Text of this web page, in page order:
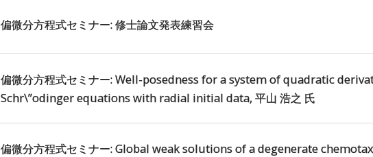
偏微分方程式セミナー: 修士論文発表練習会
偏微分方程式セミナー: Well-posedness for a system of quadratic
Schr\”odinger equations with radial initial data, 平山 浩之 氏
偏微分方程式セミナー: Global weak solutions of a degenerate